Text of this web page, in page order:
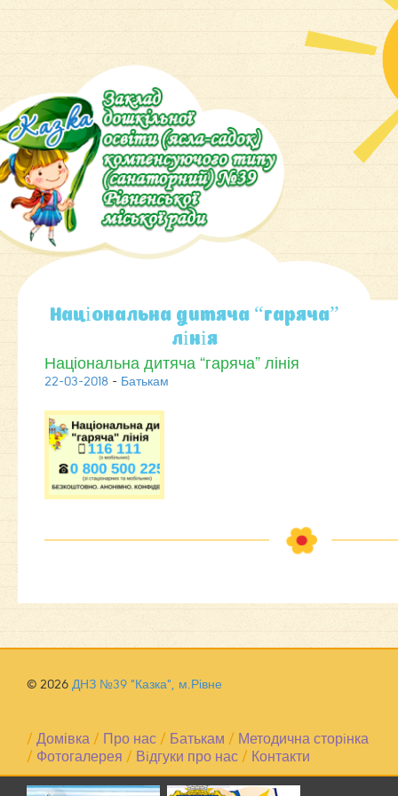
Національна дитяча “гаряча”
лінія
Національна дитяча “гаряча” лінія
22-03-2018 - Батькам
© 2026 ДНЗ №39 "Казка", м.Рівне
/ Домівка / Про нас / Батькам / Методична сторiнка
/ Фотогалерея / Вiдгуки про нас / Контакти